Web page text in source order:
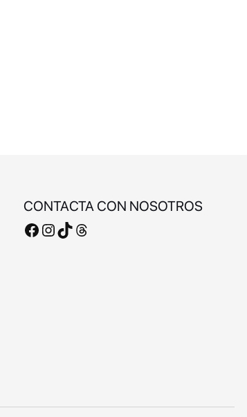
CONTACTA CON NOSOTROS
Facebook Instagram TikTok Threads